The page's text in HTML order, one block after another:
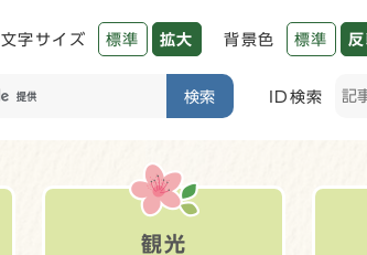
文字サイズ 標準 拡大 背景色 標準
検索 ID検索
観光